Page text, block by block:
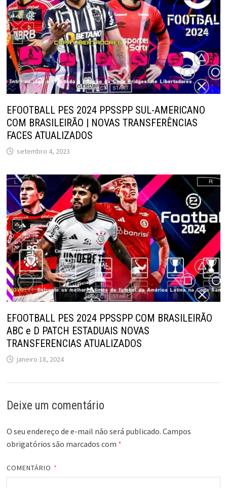
EFOOTBALL PES 2024 PPSSPP SUL-AMERICANO
COM BRASILEIRÃO | NOVAS TRANSFERÊNCIAS
FACES ATUALIZADOS
setembro 4, 2023
EFOOTBALL PES 2024 PPSSPP COM BRASILEIRÃO
ABC e D PATCH ESTADUAIS NOVAS
TRANSFERENCIAS ATUALIZADOS
janeiro 18, 2024
Deixe um comentário
O seu endereço de e-mail não será publicado. Campos
obrigatórios são marcados com *
COMENTÁRIO *